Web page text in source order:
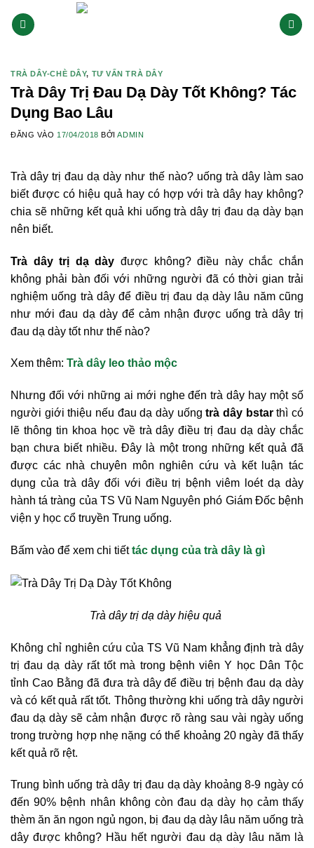
qua
TRÀ DÂY-CHÈ DÂY, TƯ VẤN TRÀ DÂY
Trà Dây Trị Đau Dạ Dày Tốt Không? Tác
Dụng Bao Lâu
ĐĂNG VÀO 17/04/2018 BỞIADMIN
Trà dây trị đau dạ dày như thế nào? uống trà dây làm sao
biết được có hiệu quả hay có hợp với trà dây hay không?
chia sẽ những kết quả khi uống trà dây trị đau dạ dày bạn
nên biết.
Trà dây trị dạ dày được không? điều này chắc chắn
không phải bàn đối với những người đã có thời gian trải
nghiệm uống trà dây để điều trị đau dạ dày lâu năm cũng
như mới đau dạ dày để cảm nhận được uống trà dây trị
đau dạ dày tốt như thế nào?
Xem thêm: Trà dây leo thảo mộc
Nhưng đối với những ai mới nghe đến trà dây hay một số
người giới thiệu nếu đau dạ dày uốngtrà dây bstarthì có
lẽ thông tin khoa học về trà dây điều trị đau dạ dày chắc
bạn chưa biết nhiều. Đây là một trong những kết quả đã
được các nhà chuyên môn nghiên cứu và kết luận tác
dụng của trà dây đối với điều trị bệnh viêm loét dạ dày
hành tá tràng của TS Vũ Nam Nguyên phó Giám Đốc bệnh
viện y học cổ truyền Trung uống.
Bấm vào để xem chi tiếttác dụng của trà dây là gì
Trà dây trị dạ dày hiệu quả
Không chỉ nghiên cứu của TS Vũ Nam khẳng định trà dây
trị đau dạ dày rất tốt mà trong bệnh viên Y học Dân Tộc
tỉnh Cao Bằng đã đưa trà dây để điều trị bệnh đau dạ dày
và có kết quả rất tốt. Thông thường khi uống trà dây người
đau dạ dày sẽ cảm nhận được rõ ràng sau vài ngày uống
trong trường hợp nhẹ nặng có thể khoảng 20 ngày đã thấy
kết quả rõ rệt.
Trung bình uống trà dây trị đau dạ dày khoảng 8-9 ngày có
đến 90% bệnh nhân không còn đau dạ dày họ cảm thấy
thèm ăn ăn ngon ngủ ngon, bị đau dạ dày lâu năm uống trà
dây được không? Hầu hết người đau dạ dày lâu năm là